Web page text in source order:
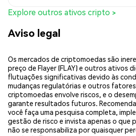
Explore outros ativos cripto >
Aviso legal
Os mercados de criptomoedas são
preço de Flayer (FLAY) e outros ativos
flutuações significativas devido às
mudanças regulatórias e outros
criptomoedas envolve riscos, e o
garante resultados futuros.
você faça uma pesquisa completa,
gestão de risco e invista apenas o que
não se responsabiliza por quaisquer